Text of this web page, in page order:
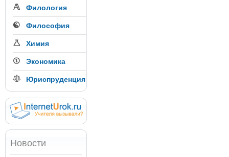
Филология
Философия
Химия
Экономика
Юриспруденция
Новости